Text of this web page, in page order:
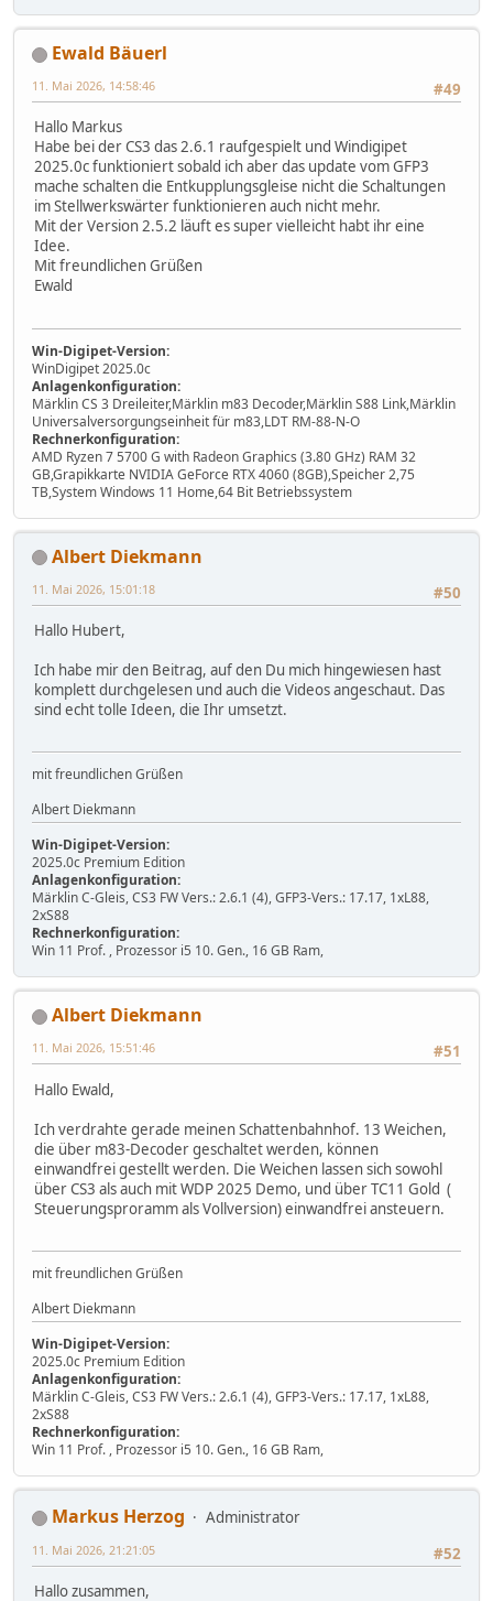
Ewald Bäuerl
#49
11. Mai 2026, 14:58:46
Hallo Markus
Habe bei der CS3 das 2.6.1 raufgespielt und Windigipet
2025.0c funktioniert sobald ich aber das update vom GFP3
mache schalten die Entkupplungsgleise nicht die Schaltungen
im Stellwerkswärter funktionieren auch nicht mehr.
Mit der Version 2.5.2 läuft es super vielleicht habt ihr eine
Idee.
Mit freundlichen Grüßen
Ewald
Win-Digipet-Version:
WinDigipet 2025.0c
Anlagenkonfiguration:
Märklin CS 3 Dreileiter,Märklin m83 Decoder,Märklin S88 Link,Märklin
Universalversorgungseinheit für m83,LDT RM-88-N-O
Rechnerkonfiguration:
AMD Ryzen 7 5700 G with Radeon Graphics (3.80 GHz) RAM 32
GB,Grapikkarte NVIDIA GeForce RTX 4060 (8GB),Speicher 2,75
TB,System Windows 11 Home,64 Bit Betriebssystem
Albert Diekmann
#50
11. Mai 2026, 15:01:18
Hallo Hubert,
Ich habe mir den Beitrag, auf den Du mich hingewiesen hast
komplett durchgelesen und auch die Videos angeschaut. Das
sind echt tolle Ideen, die Ihr umsetzt.
mit freundlichen Grüßen
Albert Diekmann
Win-Digipet-Version:
2025.0c Premium Edition
Anlagenkonfiguration:
Märklin C-Gleis, CS3 FW Vers.: 2.6.1 (4), GFP3-Vers.: 17.17, 1xL88,
2xS88
Rechnerkonfiguration:
Win 11 Prof. , Prozessor i5 10. Gen., 16 GB Ram,
Albert Diekmann
#51
11. Mai 2026, 15:51:46
Hallo Ewald,
Ich verdrahte gerade meinen Schattenbahnhof. 13 Weichen,
die über m83-Decoder geschaltet werden, können
einwandfrei gestellt werden. Die Weichen lassen sich sowohl
über CS3 als auch mit WDP 2025 Demo, und über TC11 Gold (
Steuerungsproramm als Vollversion) einwandfrei ansteuern.
mit freundlichen Grüßen
Albert Diekmann
Win-Digipet-Version:
2025.0c Premium Edition
Anlagenkonfiguration:
Märklin C-Gleis, CS3 FW Vers.: 2.6.1 (4), GFP3-Vers.: 17.17, 1xL88,
2xS88
Rechnerkonfiguration:
Win 11 Prof. , Prozessor i5 10. Gen., 16 GB Ram,
Markus Herzog
Administrator
#52
11. Mai 2026, 21:21:05
Hallo zusammen,